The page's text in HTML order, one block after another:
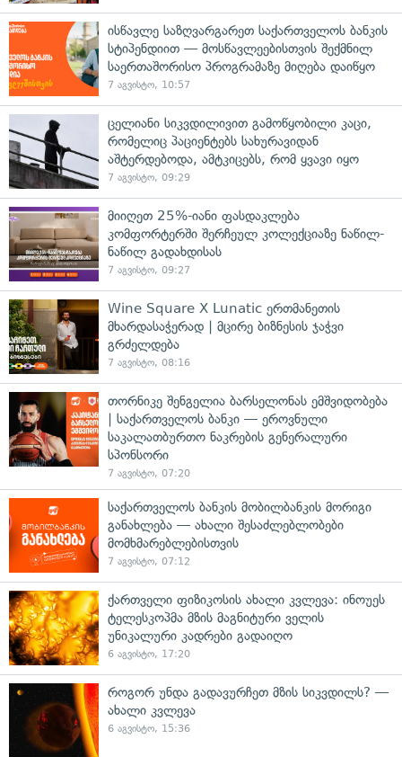
ისწავლე საზღვარგარეთ საქართველოს ბანკის
სტიპენდიით — მოსწავლეებისთვის შექმნილ
საერთაშორისო პროგრამაზე მიღება დაიწყო
7 აგვისტო, 10:57
ცელიანი სიკვდილივით გამოწყობილი კაცი,
რომელიც პაციენტებს სახურავიდან
აშტერდებოდა, ამტკიცებს, რომ ყვავი იყო
7 აგვისტო, 09:29
მიიღეთ 25%-იანი ფასდაკლება
კომფორტერში შერჩეულ კოლექციაზე ნაწილ-
ნაწილ გადახდისას
7 აგვისტო, 09:27
Wine Square X Lunatic ერთმანეთის
მხარდასაჭერად | მცირე ბიზნესის ჯაჭვი
გრძელდება
7 აგვისტო, 08:16
თორნიკე შენგელია ბარსელონას ემშვიდობება
| საქართველოს ბანკი — ეროვნული
საკალათბურთო ნაკრების გენერალური
სპონსორი
7 აგვისტო, 07:20
საქართველოს ბანკის მობილბანკის მორიგი
განახლება — ახალი შესაძლებლობები
მომხმარებლებისთვის
7 აგვისტო, 07:12
ქართველი ფიზიკოსის ახალი კვლევა: ინოუეს
ტელესკოპმა მზის მაგნიტური ველის
უნიკალური კადრები გადაიღო
6 აგვისტო, 17:20
როგორ უნდა გადავურჩეთ მზის სიკვდილს? —
ახალი კვლევა
6 აგვისტო, 15:36